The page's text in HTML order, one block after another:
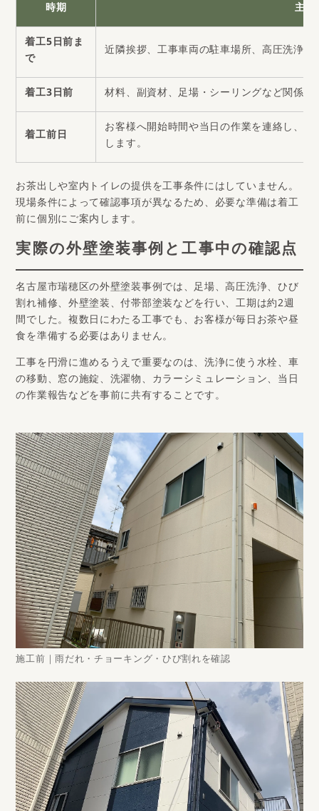
時期
主
着工5日前ま
で 近隣挨拶、工事車両の駐車場所、高圧洗浄
着工3日前 材料、副資材、足場・シーリングなど関係
着工前日 お客様へ開始時間や当日の作業を連絡し、
します。
お茶出しや室内トイレの提供を工事条件にはしていません。
現場条件によって確認事項が異なるため、必要な準備は着工
前に個別にご案内します。
実際の外壁塗装事例と工事中の確認点
名古屋市瑞穂区の外壁塗装事例では、足場、高圧洗浄、ひび
割れ補修、外壁塗装、付帯部塗装などを行い、工期は約2週
間でした。複数日にわたる工事でも、お客様が毎日お茶や昼
食を準備する必要はありません。
工事を円滑に進めるうえで重要なのは、洗浄に使う水栓、車
の移動、窓の施錠、洗濯物、カラーシミュレーション、当日
の作業報告などを事前に共有することです。
施工前｜雨だれ・チョーキング・ひび割れを確認